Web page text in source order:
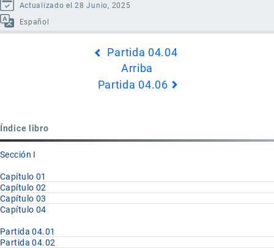
Actualizado el 28 Junio, 2025
Español
04.05
Partida 04.04
Arriba
Partida 04.06
Índice libro
Sección I
Capítulo 01
Capítulo 02
Capítulo 03
Capítulo 04
Partida 04.01
Partida 04.02